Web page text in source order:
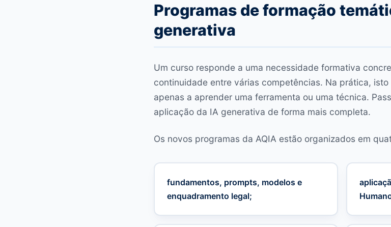
Programas de formação
generativa
Um curso responde a uma necessidade formativa
continuidade entre várias competências. Na prática,
apenas a aprender uma ferramenta ou uma técnica.
aplicação da IA generativa de forma mais completa.
Os novos programas da AQIA estão organizados em
fundamentos, prompts, modelos e
enquadramento legal;